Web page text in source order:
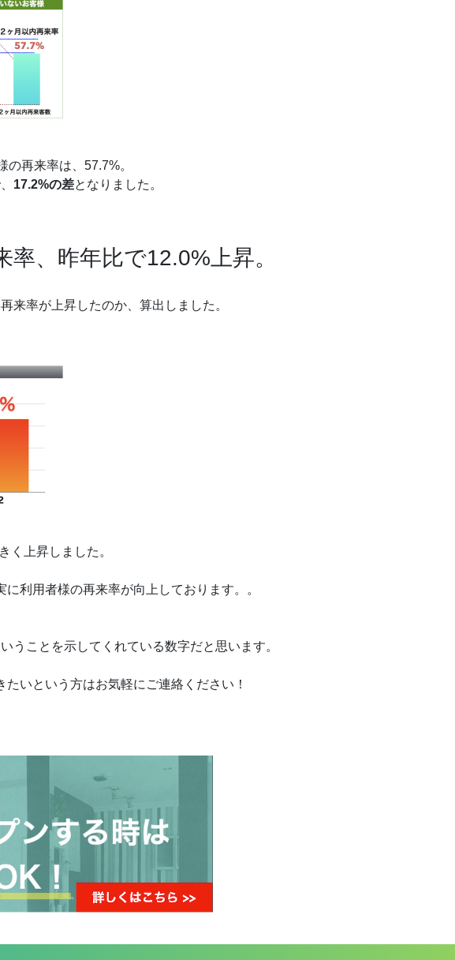
の再来率は、57.7%。
17.2%の差となりました。
、昨年比で12.0%上昇。
来率が上昇したのか、算出しました。
く上昇しました。
利用者様の再来率が向上しております。。
うことを示してくれている数字だと思います。
いという方はお気軽にご連絡ください！